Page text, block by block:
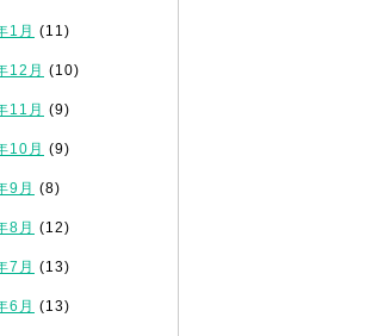
1月 (11)
12月 (10)
11月 (9)
10月 (9)
9月 (8)
8月 (12)
7月 (13)
6月 (13)